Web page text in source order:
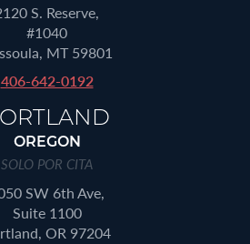
S. Reserve,
#1040
MT 59801
406-642-0192
OREGON
SOLO POR CITA
SW 6th Ave,
Suite 1100
OR 97204